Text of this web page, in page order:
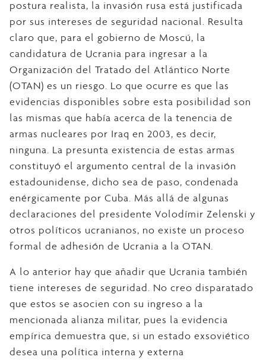
postura realista, la invasión rusa está justificada
por sus intereses de seguridad nacional. Resulta
claro que, para el gobierno de Moscú, la
candidatura de Ucrania para ingresar a la
Organización del Tratado del Atlántico Norte
(OTAN) es un riesgo. Lo que ocurre es que las
evidencias disponibles sobre esta posibilidad son
las mismas que había acerca de la tenencia de
armas nucleares por Iraq en 2003, es decir,
ninguna. La presunta existencia de estas armas
constituyó el argumento central de la invasión
estadounidense, dicho sea de paso, condenada
enérgicamente por Cuba. Más allá de algunas
declaraciones del presidente Volodímir Zelenski y
otros políticos ucranianos, no existe un proceso
formal de adhesión de Ucrania a la OTAN.
A lo anterior hay que añadir que Ucrania también
tiene intereses de seguridad. No creo disparatado
que estos se asocien con su ingreso a la
mencionada alianza militar, pues la evidencia
empírica demuestra que, si un estado exsoviético
desea una política interna y externa